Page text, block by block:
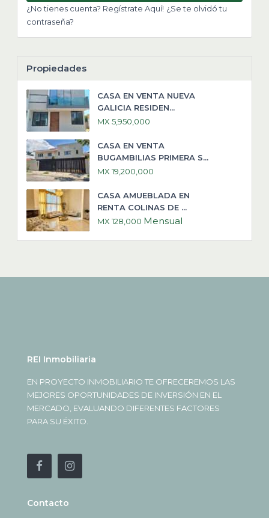
¿No tienes cuenta? Regístrate Aquí! ¿Se te olvidó tu
contraseña?
Propiedades
CASA EN VENTA NUEVA
GALICIA RESIDEN...
MX 5,950,000
CASA EN VENTA
BUGAMBILIAS PRIMERA S...
MX 19,200,000
CASA AMUEBLADA EN
RENTA COLINAS DE ...
MX 128,000 Mensual
REI Inmobiliaria
EN PROYECTO INMOBILIARIO TE OFRECEREMOS LAS
MEJORES OPORTUNIDADES DE INVERSIÓN EN EL
MERCADO, EVALUANDO DIFERENTES FACTORES
PARA SU ÉXITO.
Contacto